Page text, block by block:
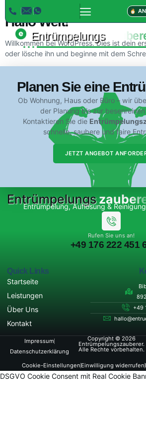
Entrümpelungs
Hallo Welt!
Willkommen bei WordPress. Dies ist dein
oder lösche ihn und beginne mit dem
Planen Sie eine
Ob Wohnung, Haus oder Büro – wir
der Planung bis zur
Kontaktieren Sie die
schnelle, saubere und faire
JETZT ANGEBOT
Entrümpelungs
Entrümpelung, Auflösung &
Rufen Sie uns an!
+49 176 222 451
Quick Links
Startseite
Leistungen
Über Uns
Kontakt
+49
Impressum
Datenschutzerklärung
Copyright © 2026
Entrümpelungszauberer.
Alle Rechte vorbehalten.
Cookie-Einstellungen Einwilligung widerrufen
DSGVO Cookie Consent mit Real Cookie